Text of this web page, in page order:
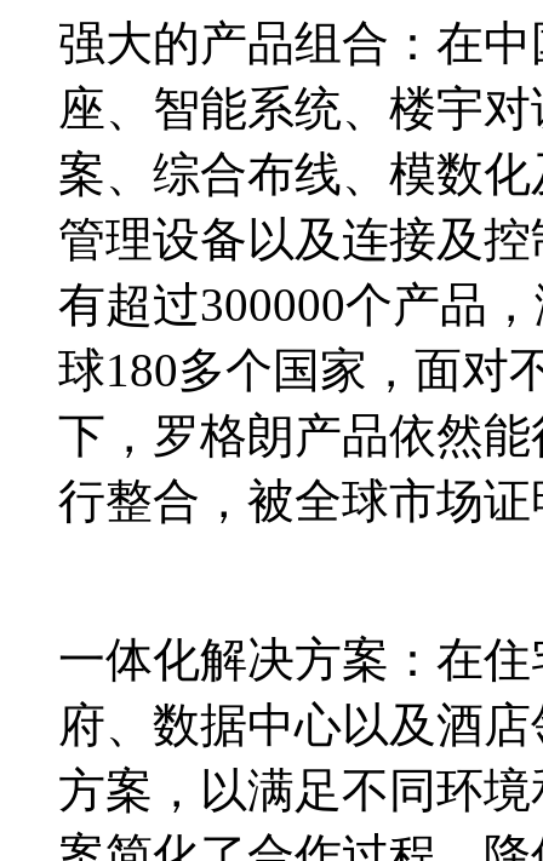
强大的产品组合：在
座、智能系统、楼宇
案、综合布线、模数
管理设备以及连接及
有超过300000个产品
球180多个国家，面对
下，罗格朗产品依然
行整合，被全球市场
一体化解决方案：在
府、数据中心以及酒
方案，以满足不同环